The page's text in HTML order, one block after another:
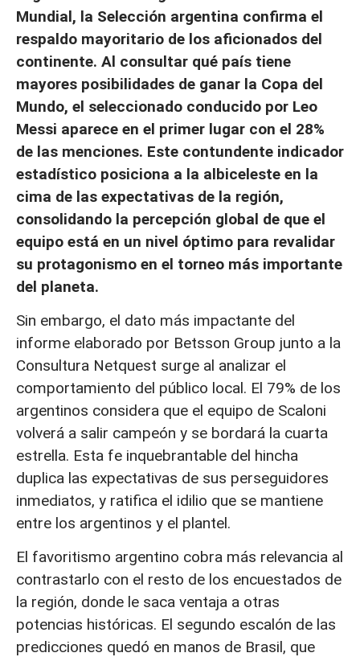
Mundial, la Selección argentina confirma el
respaldo mayoritario de los aficionados del
continente. Al consultar qué país tiene
mayores posibilidades de ganar la Copa del
Mundo, el seleccionado conducido por Leo
Messi aparece en el primer lugar con el 28%
de las menciones. Este contundente indicador
estadístico posiciona a la albiceleste en la
cima de las expectativas de la región,
consolidando la percepción global de que el
equipo está en un nivel óptimo para revalidar
su protagonismo en el torneo más importante
del planeta.
Sin embargo, el dato más impactante del
informe elaborado por Betsson Group junto a la
Consultura Netquest surge al analizar el
comportamiento del público local. El 79% de los
argentinos considera que el equipo de Scaloni
volverá a salir campeón y se bordará la cuarta
estrella. Esta fe inquebrantable del hincha
duplica las expectativas de sus perseguidores
inmediatos, y ratifica el idilio que se mantiene
entre los argentinos y el plantel.
El favoritismo argentino cobra más relevancia al
contrastarlo con el resto de los encuestados de
la región, donde le saca ventaja a otras
potencias históricas. El segundo escalón de las
predicciones quedó en manos de Brasil, que